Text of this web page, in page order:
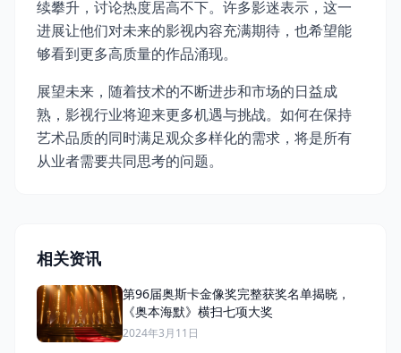
续攀升，讨论热度居高不下。许多影迷表示，这一
进展让他们对未来的影视内容充满期待，也希望能
够看到更多高质量的作品涌现。
展望未来，随着技术的不断进步和市场的日益成
熟，影视行业将迎来更多机遇与挑战。如何在保持
艺术品质的同时满足观众多样化的需求，将是所有
从业者需要共同思考的问题。
相关资讯
第96届奥斯卡金像奖完整获奖名单揭晓，
《奥本海默》横扫七项大奖
2024年3月11日